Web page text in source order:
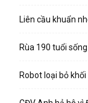
Liên cầu khuẩn
Rùa 190 tuổi
Robot loại bỏ